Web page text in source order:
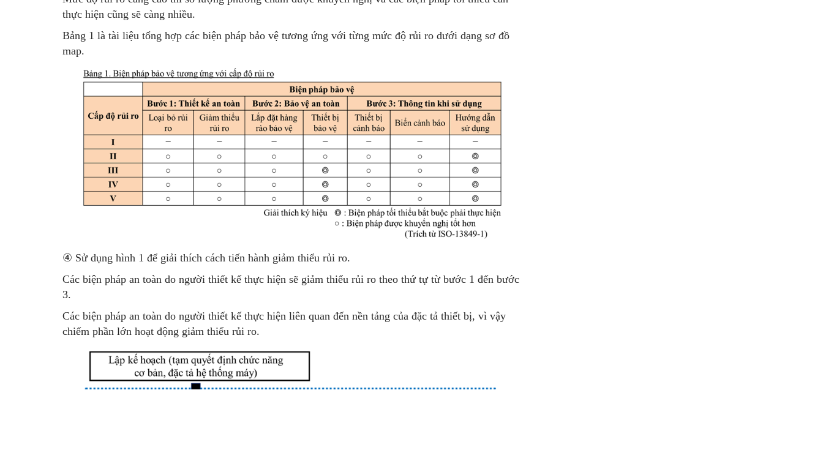
thực hiện cũng sẽ càng nhiều.
Bảng 1 là tài liệu tổng hợp các biện pháp bảo vệ tương ứng với từng mức độ rủi ro dưới dạng sơ đồ
map.
④ Sử dụng hình 1 để giải thích cách tiến hành giảm thiểu rủi ro.
Các biện pháp an toàn do người thiết kế thực hiện sẽ giảm thiểu rủi ro theo thứ tự từ bước 1 đến bước
3.
Các biện pháp an toàn do người thiết kế thực hiện liên quan đến nền tảng của đặc tả thiết bị, vì vậy
chiếm phần lớn hoạt động giảm thiểu rủi ro.